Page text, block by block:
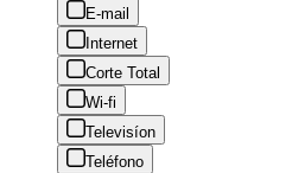
E-mail
Internet
Corte Total
Wi-fi
Televisíon
Teléfono